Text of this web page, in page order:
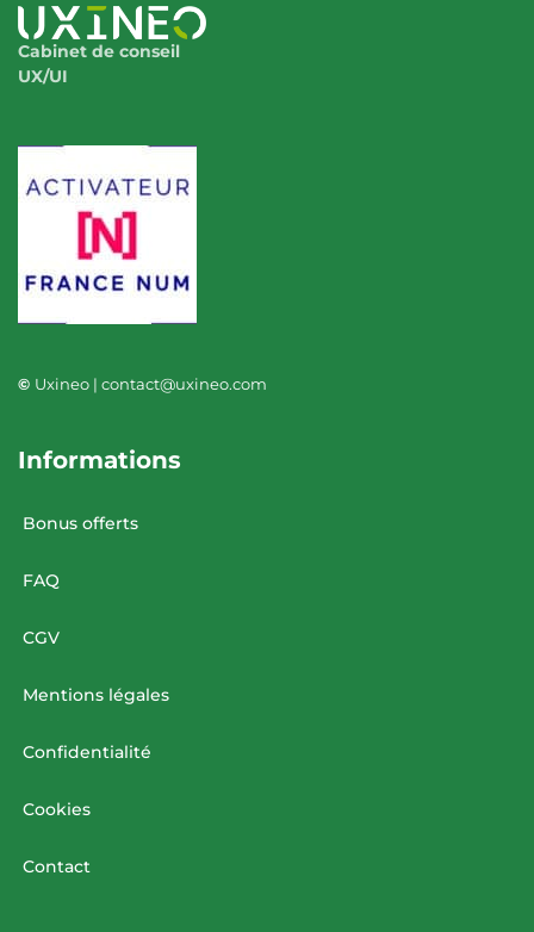
Cabinet de conseil
UX/UI
© Uxineo | contact@uxineo.com
Informations
Bonus offerts
FAQ
CGV
Mentions légales
Confidentialité
Cookies
Contact